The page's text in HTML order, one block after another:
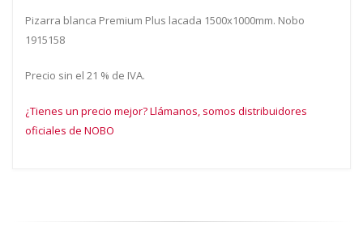
Pizarra blanca Premium Plus lacada 1500x1000mm. Nobo
1915158
Precio sin el 21 % de IVA.
¿Tienes un precio mejor? Llámanos, somos distribuidores
oficiales de NOBO